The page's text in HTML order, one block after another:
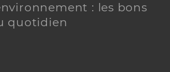
: les bons
quotidien